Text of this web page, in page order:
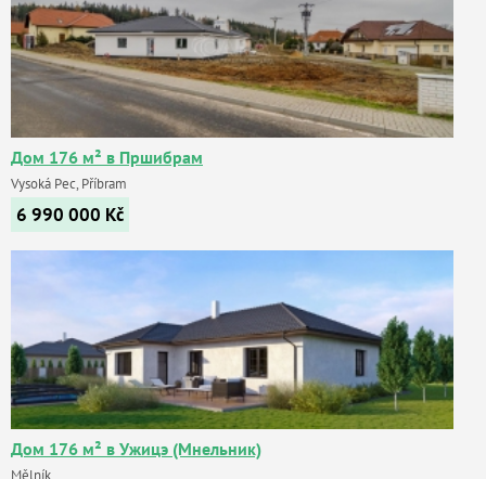
Дом 176 м² в Пршибрам
Vysoká Pec, Příbram
6 990 000 Kč
Дом 176 м² в Ужицэ (Мнельник)
Mělník